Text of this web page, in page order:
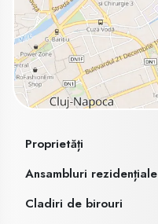
Proprietăți
Ansambluri rezidențiale
Cladiri de birouri